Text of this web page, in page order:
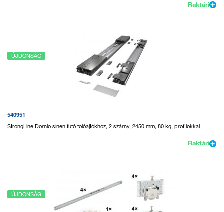
Raktári
ÚJDONSÁG
540951
StrongLine Dornio sínen futó tolóajtókhoz, 2 szárny, 2450 mm, 80 kg, profilokkal
Raktári
ÚJDONSÁG